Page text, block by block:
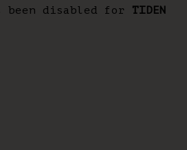
been disabled for TIDEN